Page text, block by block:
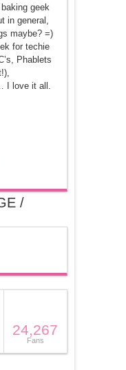
geek
in general,
maybe? =)
for techie
Phablets
I love it all.
/
24,267
Fans